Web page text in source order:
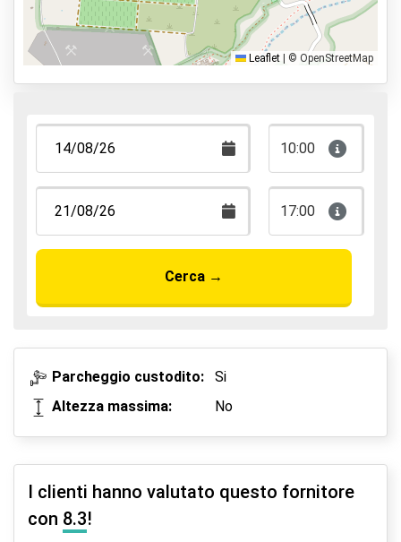
Car valet
Parcheggia e cammina
Parcheggia, dormi e vola
Leaflet © OpenStreetMap
10:00
17:00
Cerca →
Parcheggio custodito:
Si
Altezza massima:
No
I clienti hanno valutato questo fornitore
con 8.3!